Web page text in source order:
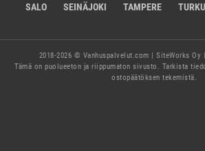
SALO
SEINÄJOKI TAMPERE TURKU
2018-2026 © Vanhuspalvelut.com | SiteWorks Oy
Tämä on puolueeton ja riippumaton sivusto. Tarkista
ostopäätöksen tekemistä.